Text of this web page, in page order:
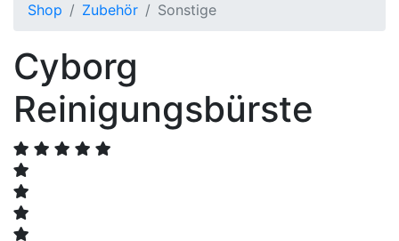
Shop Zubehör Sonstige
Cyborg
Reinigungsbürste